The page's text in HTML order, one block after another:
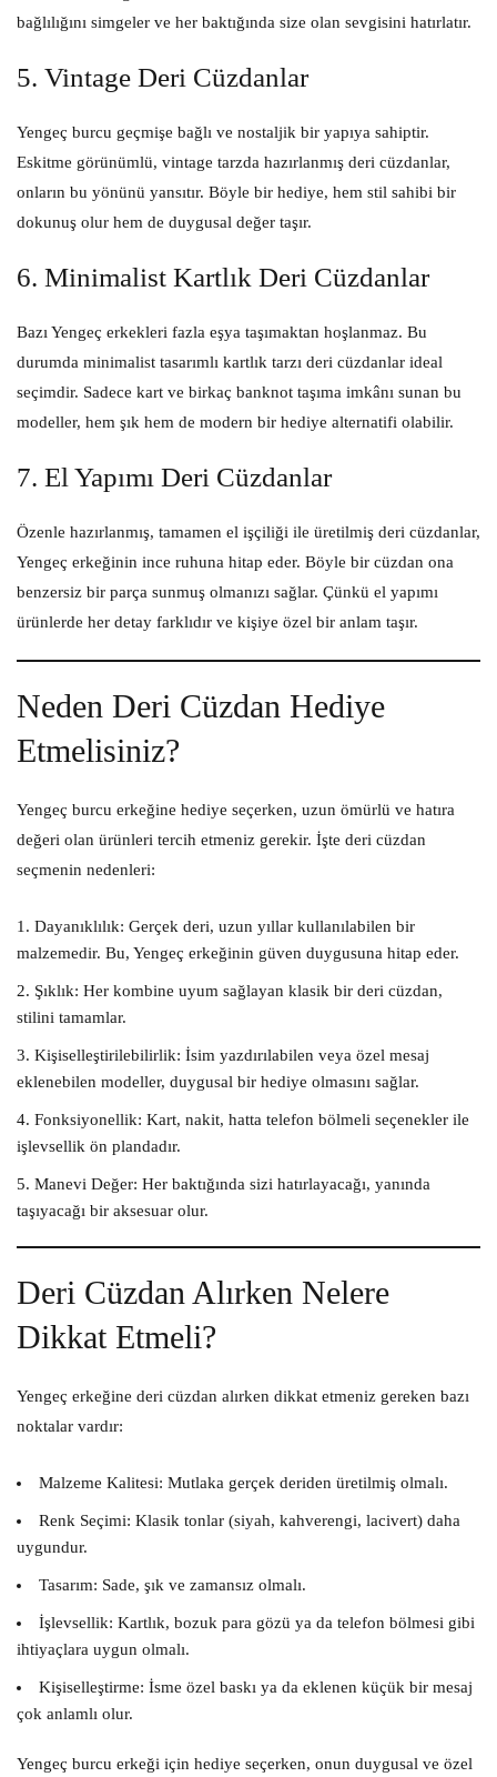
bağlılığını simgeler ve her baktığında size olan sevgisini hatırlatır.
5. Vintage Deri Cüzdanlar
Yengeç burcu geçmişe bağlı ve nostaljik bir yapıya sahiptir.
Eskitme görünümlü, vintage tarzda hazırlanmış deri cüzdanlar,
onların bu yönünü yansıtır. Böyle bir hediye, hem stil sahibi bir
dokunuş olur hem de duygusal değer taşır.
6. Minimalist Kartlık Deri Cüzdanlar
Bazı Yengeç erkekleri fazla eşya taşımaktan hoşlanmaz. Bu
durumda minimalist tasarımlı kartlık tarzı deri cüzdanlar ideal
seçimdir. Sadece kart ve birkaç banknot taşıma imkânı sunan bu
modeller, hem şık hem de modern bir hediye alternatifi olabilir.
7. El Yapımı Deri Cüzdanlar
Özenle hazırlanmış, tamamen el işçiliği ile üretilmiş deri cüzdanlar,
Yengeç erkeğinin ince ruhuna hitap eder. Böyle bir cüzdan ona
benzersiz bir parça sunmuş olmanızı sağlar. Çünkü el yapımı
ürünlerde her detay farklıdır ve kişiye özel bir anlam taşır.
Neden Deri Cüzdan Hediye
Etmelisiniz?
Yengeç burcu erkeğine hediye seçerken, uzun ömürlü ve hatıra
değeri olan ürünleri tercih etmeniz gerekir. İşte deri cüzdan
seçmenin nedenleri:
Dayanıklılık: Gerçek deri, uzun yıllar kullanılabilen bir
malzemedir. Bu, Yengeç erkeğinin güven duygusuna hitap eder.
Şıklık: Her kombine uyum sağlayan klasik bir deri cüzdan,
stilini tamamlar.
Kişiselleştirilebilirlik: İsim yazdırılabilen veya özel mesaj
eklenebilen modeller, duygusal bir hediye olmasını sağlar.
Fonksiyonellik: Kart, nakit, hatta telefon bölmeli seçenekler ile
işlevsellik ön plandadır.
Manevi Değer: Her baktığında sizi hatırlayacağı, yanında
taşıyacağı bir aksesuar olur.
Deri Cüzdan Alırken Nelere
Dikkat Etmeli?
Yengeç erkeğine deri cüzdan alırken dikkat etmeniz gereken bazı
noktalar vardır:
Malzeme Kalitesi: Mutlaka gerçek deriden üretilmiş olmalı.
Renk Seçimi: Klasik tonlar (siyah, kahverengi, lacivert) daha
uygundur.
Tasarım: Sade, şık ve zamansız olmalı.
İşlevsellik: Kartlık, bozuk para gözü ya da telefon bölmesi gibi
ihtiyaçlara uygun olmalı.
Kişiselleştirme: İsme özel baskı ya da eklenen küçük bir mesaj
çok anlamlı olur.
Yengeç burcu erkeği için hediye seçerken, onun duygusal ve özel